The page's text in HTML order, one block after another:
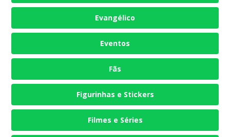
Evangélico
Eventos
Fãs
Figurinhas e Stickers
Filmes e Séries